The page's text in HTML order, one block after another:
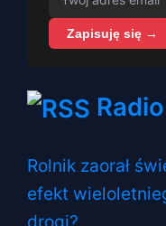
Zapisuję się →
Rolnik zaorał
efekt
drogi?